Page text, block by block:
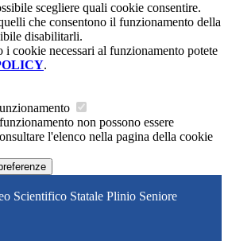
scegliere quali cookie consentire.
che consentono il funzionamento della
disabilitarli.
i cookie necessari al funzionamento potete
.
non possono essere
l'elenco nella pagina della cookie
Scientifico Statale Plinio Seniore